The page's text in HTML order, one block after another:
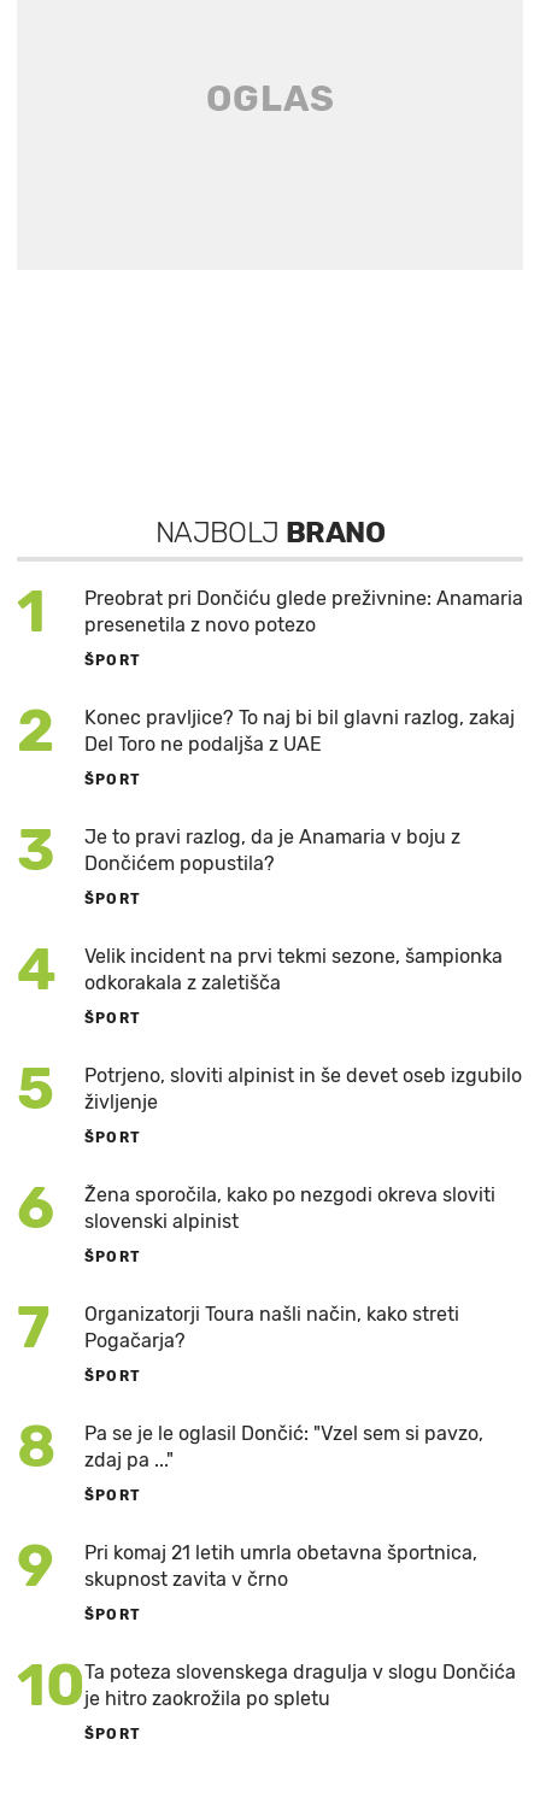
NAJBOLJ BRANO
1
Preobrat pri Dončiću glede preživnine: Anamaria
presenetila z novo potezo
ŠPORT
2
Konec pravljice? To naj bi bil glavni razlog, zakaj
Del Toro ne podaljša z UAE
ŠPORT
3
Je to pravi razlog, da je Anamaria v boju z
Dončićem popustila?
ŠPORT
4
Velik incident na prvi tekmi sezone, šampionka
odkorakala z zaletišča
ŠPORT
5
Potrjeno, sloviti alpinist in še devet oseb izgubilo
življenje
ŠPORT
6
Žena sporočila, kako po nezgodi okreva sloviti
slovenski alpinist
ŠPORT
7
Organizatorji Toura našli način, kako streti
Pogačarja?
ŠPORT
8
Pa se je le oglasil Dončić: "Vzel sem si pavzo,
zdaj pa ..."
ŠPORT
9
Pri komaj 21 letih umrla obetavna športnica,
skupnost zavita v črno
ŠPORT
10Ta poteza slovenskega dragulja v slogu Dončića
je hitro zaokrožila po spletu
ŠPORT